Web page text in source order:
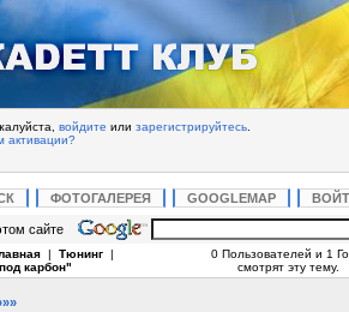
войдите или зарегистрируйтесь
активации?
ФОТОГАЛЕРЕЯ GOOGLEMAP
сайте
| Тюнинг |
карбон"
0 Пользователей и 1
смотрят эту тему.